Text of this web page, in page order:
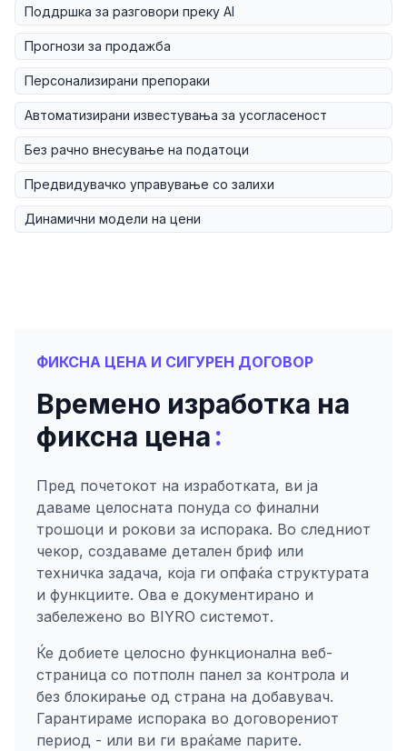
Поддршка за разговори преку AI
Прогнози за продажба
Персонализирани препораки
Автоматизирани известувања за усогласеност
Без рачно внесување на податоци
Предвидувачко управување со залихи
Динамични модели на цени
ФИКСНА ЦЕНА И СИГУРЕН ДОГОВОР
Времено изработка на
фиксна цена:
Пред почетокот на изработката, ви ја
даваме целосната понуда со финални
трошоци и рокови за испорака. Во следниот
чекор, создаваме детален бриф или
техничка задача, која ги опфаќа структурата
и функциите. Ова е документирано и
забележено во BIYRO системот.
Ќе добиете целосно функционална веб-
страница со потполн панел за контрола и
без блокирање од страна на добавувач.
Гарантираме испорака во договорениот
период - или ви ги враќаме парите.